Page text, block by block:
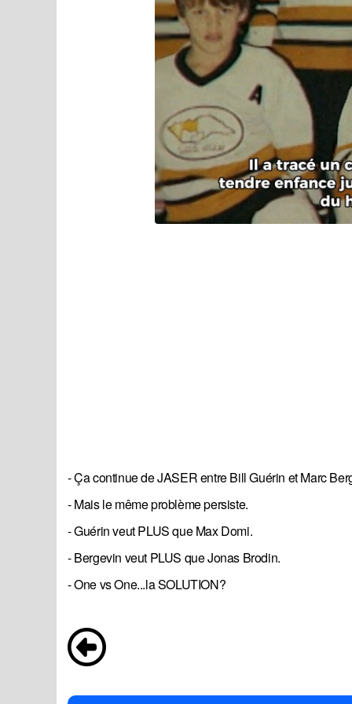
- Ça continue de JASER entre Bill Guérin et Marc
- Mais le même problème persiste.
- Guérin veut PLUS que Max Domi.
- Bergevin veut PLUS que Jonas Brodin.
- One vs One...la SOLUTION?